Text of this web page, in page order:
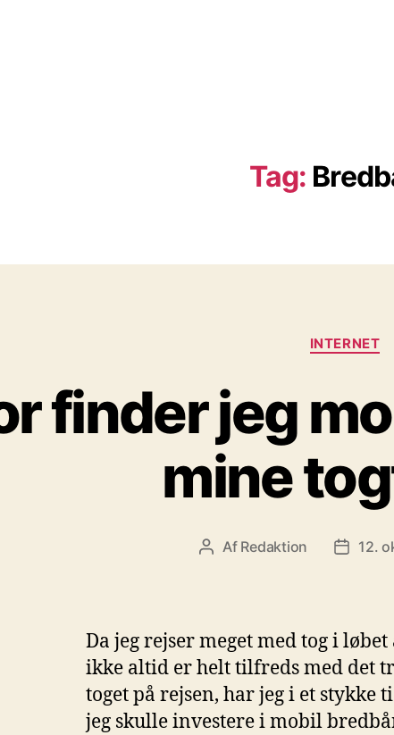
Tag:
INTERNET
finder jeg
mine
Indlægsforfatter
Af Redaktion 12.
Da jeg rejser meget med tog i
ikke altid er helt tilfreds med det
toget på rejsen, har jeg i et stykke
jeg skulle investere i mobil